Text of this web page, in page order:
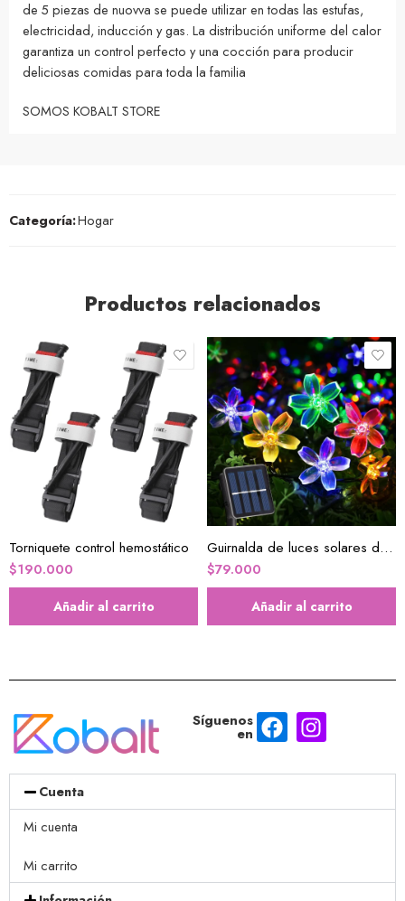
de 5 piezas de nuovva se puede utilizar en todas las estufas,
electricidad, inducción y gas. La distribución uniforme del calor
garantiza un control perfecto y una cocción para producir
deliciosas comidas para toda la familia
SOMOS KOBALT STORE
Categoría:Hogar
Productos relacionados
Torniquete control hemostático
$190.000
Añadir al carrito
Guirnalda de luces solares de flores
$79.000
Añadir al carrito
Síguenos
en
Cuenta
Mi cuenta
Mi carrito